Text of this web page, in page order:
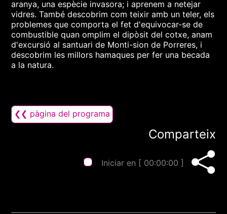
aranya, una espècie invasora; i aprenem a netejar
vidres. També descobrim com teixir amb un teler, els
problemes que comporta el fet d'equivocar-se de
combustible quan omplim el dipòsit del cotxe, anam
d'excursió al santuari de Monti-sion de Porreres, i
descobrim les millors hamaques per fer una becada
a la natura.
❮❮ pàgina del programa
Comparteix
Iniciar en [ 00:00:00 ]